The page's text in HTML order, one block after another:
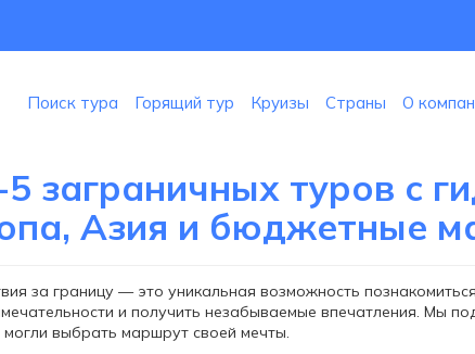
Поиск тура Горящий тур Круизы Страны О
заграничных туров с
Азия и бюджетные
за границу — это уникальная возможность
и получить незабываемые впечатления. Мы
выбрать маршрут своей мечты.